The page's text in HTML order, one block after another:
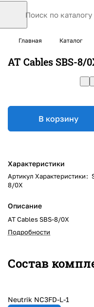
Главная Каталог
AT Cables SBS-8/
В корзину
Характеристики
Артикул Характеристики:
8/0X
Описание
AT Cables SBS-8/0X
Подробности
Состав
Neutrik NC3FD-L-1